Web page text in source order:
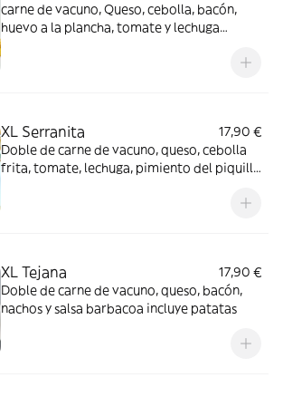
carne de vacuno, Queso, cebolla, bacón,
huevo a la plancha, tomate y lechuga
XL Serranita
17,90 €
Doble de carne de vacuno, queso, cebolla
frita, tomate, lechuga, pimiento del piquillo
XL Tejana
17,90 €
Doble de carne de vacuno, queso, bacón,
nachos y salsa barbacoa incluye patatas